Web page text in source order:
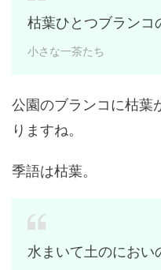
枯葉ひとつブランコ
小さな一茶たち
公園のブランコに枯葉
りますね。
季語は枯葉。
水まいて土のにおい